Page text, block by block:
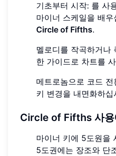
기초부터 시작: 를 사
마이너 스케일을 배우
Circle of Fifths.
멜로디를 작곡하거나
한 가이드로 차트를
메트로놈으로 코드
키 변경을 내면화하십
Circle of Fifths 사용
마이너 키에 5도원을
5도권에는 장조와 단